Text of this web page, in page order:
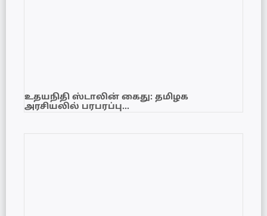
உதயநிதி ஸ்டாலின் கைது: தமிழக
அரசியலில் பரபரப்பு…